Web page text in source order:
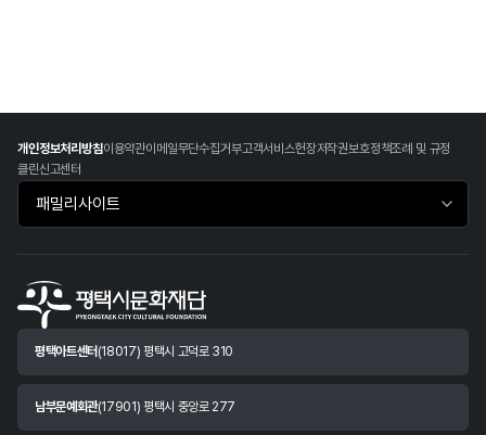
개인정보처리방침이용약관이메일무단수집거부고객서비스헌장저작권보호정책조례 및 규정
클린신고센터
패밀리사이트 바로가기
평택아트센터 (18017) 평택시 고덕로 310
남부문예회관(17901) 평택시 중앙로 277